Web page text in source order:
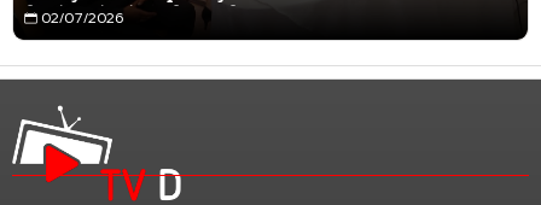
destinos juninos do Nordeste
02/07/2026